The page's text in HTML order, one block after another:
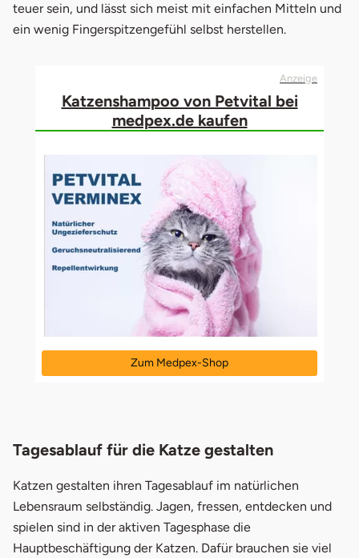
teuer sein, und lässt sich meist mit einfachen Mitteln und
ein wenig Fingerspitzengefühl selbst herstellen.
Anzeige
Katzenshampoo von Petvital bei
medpex.de kaufen
Zum Medpex-Shop
Tagesablauf für die Katze gestalten
Katzen gestalten ihren Tagesablauf im natürlichen
Lebensraum selbständig. Jagen, fressen, entdecken und
spielen sind in der aktiven Tagesphase die
Hauptbeschäftigung der Katzen. Dafür brauchen sie viel